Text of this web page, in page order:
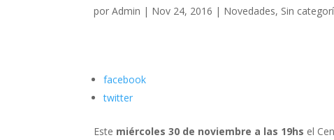
porAdmin | Nov 24, 2016 | Novedades, Sin
facebook
twitter
Este miércoles 30 de noviembre a las 19hs el